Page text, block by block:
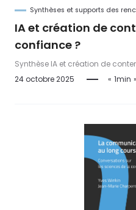
Synthèses et supports des
IA et création de
confiance ?
Synthèse IA et création de
Découvrez les enseignements
responsable de l’intelligence
24 octobre 2025 1min